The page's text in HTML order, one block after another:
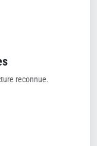
reconnue.